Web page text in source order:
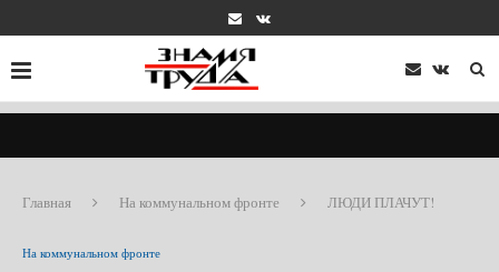
Главная На коммунальном фронте ЛЮДИ ПЛАЧУТ!
На коммунальном фронте